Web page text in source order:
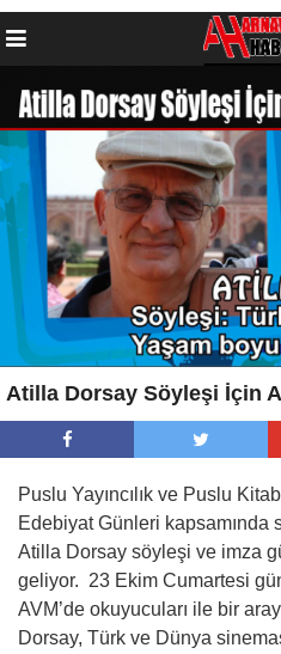
Atilla Dorsay Söyleşi İçin
Puslu Yayıncılık ve Puslu
Edebiyat Günleri
Atilla Dorsay söyleşi ve imza
geliyor. 23 Ekim Cumartesi
AVM’de okuyucuları ile bir
Dorsay, Türk ve Dünya